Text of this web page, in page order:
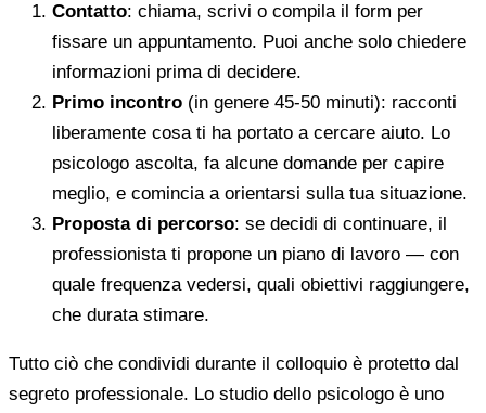
Contatto: chiama, scrivi o compila il form per
fissare un appuntamento. Puoi anche solo chiedere
informazioni prima di decidere.
Primo incontro (in genere 45-50 minuti): racconti
liberamente cosa ti ha portato a cercare aiuto. Lo
psicologo ascolta, fa alcune domande per capire
meglio, e comincia a orientarsi sulla tua situazione.
Proposta di percorso: se decidi di continuare, il
professionista ti propone un piano di lavoro — con
quale frequenza vedersi, quali obiettivi raggiungere,
che durata stimare.
Tutto ciò che condividi durante il colloquio è protetto dal
segreto professionale. Lo studio dello psicologo è uno